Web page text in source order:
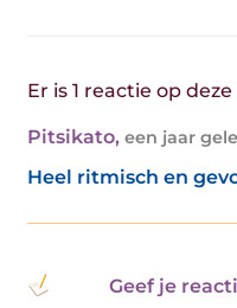
Er is 1 reactie op
Pitsikato, een jaar
Heel ritmisch en
Geef je